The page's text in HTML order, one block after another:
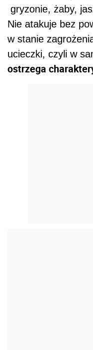
gryzonie, żaby,
Nie atakuje bez
w stanie
ucieczki, czyli w
ostrzega